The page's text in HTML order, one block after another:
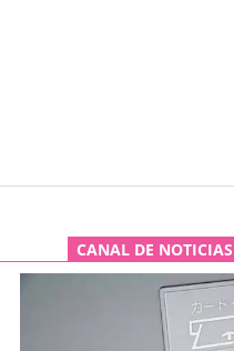
CANAL DE